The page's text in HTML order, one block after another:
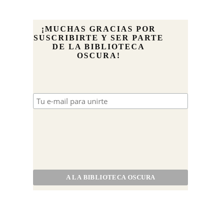
¡MUCHAS GRACIAS POR
SUSCRIBIRTE Y SER PARTE
DE LA BIBLIOTECA
OSCURA!